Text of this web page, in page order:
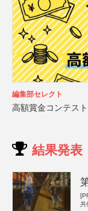
編集部セレクト
高額賞金コンテス
結果発表
共